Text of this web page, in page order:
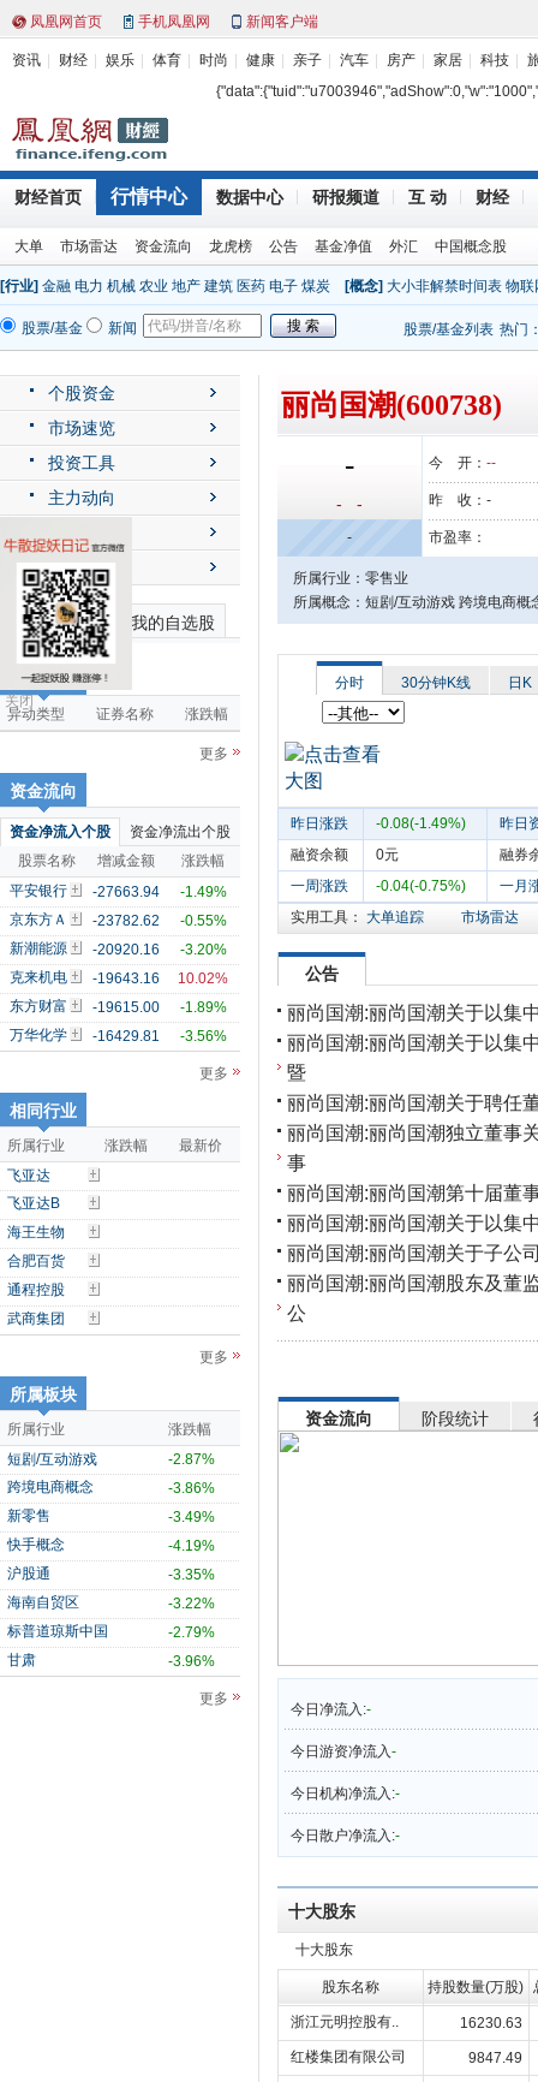
关闭
凤凰网首页 手机凤凰网 新闻客户端
资讯 财经 娱乐 体育 时尚 健康 亲子 汽车 房产 家居 科技
财经首页 行情中心 数据中心 研报频道 互 动 财经
大单 市场雷达 资金流向 龙虎榜 公告 基金净值 外汇 中国概念股
[行业] 金融 电力 机械 农业 地产 建筑 医药 电子 煤炭 [概念] 大小非解禁时间表 物联
股票/基金 新闻 股票/基金列表 热门
个股资金
市场速览
投资工具
主力动向
送配解禁
最近浏览个股 我的自选股
市场雷达
异动类型 证券名称 涨跌幅
更多
资金流向
资金净流入个股
资金净流出个股
股票名称
增减金额
涨跌幅
平安银行
-27663.94
-1.49%
京东方Ａ
-23782.62
-0.55%
新潮能源
-20920.16
-3.20%
克来机电
-19643.16
10.02%
东方财富
-19615.00
-1.89%
万华化学
-16429.81 -3.56%
更多
相同行业
所属行业 涨跌幅
最新价
飞亚达
飞亚达B
海王生物
合肥百货
通程控股
武商集团
更多
所属板块
所属行业
涨跌幅
短剧/互动游戏
-2.87%
跨境电商概念
-3.86%
新零售
-3.49%
快手概念
-4.19%
沪股通
-3.35%
海南自贸区
-3.22%
标普道琼斯中国
-2.79%
甘肃
-3.96%
更多
丽尚国潮(600738)
-
- -
-
今 开： --
昨 收： -
市盈率：
所属行业：零售业
所属概念：短剧/互动游戏 跨境电商
分时 30分钟K线 日K
昨日涨跌 -0.08(-1.49%)
昨日
融资余额
0元
融券
一周涨跌
-0.04(-0.75%)
一月
实用工具： 大单追踪 市场雷达
公告
丽尚国潮:丽尚国潮关于以集
丽尚国潮:丽尚国潮关于以集
暨
丽尚国潮:丽尚国潮关于聘任
丽尚国潮:丽尚国潮独立董事
事
丽尚国潮:丽尚国潮第十届董
丽尚国潮:丽尚国潮关于以集
丽尚国潮:丽尚国潮关于子公
丽尚国潮:丽尚国潮股东及董
公
资金流向 阶段统计
今日净流入:-
今日游资净流入-
今日机构净流入:-
今日散户净流入:-
十大股东
十大股东
股东名称 持股数量(万股)
浙江元明控股有..
16230.63
红楼集团有限公司
9847.49